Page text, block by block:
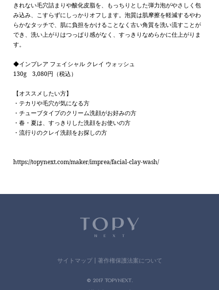
きれない毛穴詰まりや酸化皮脂を、もっちりとした弾力泡がやさしく包
み込み、こすらずにしっかりオフします。泡質は肌摩擦を軽減するやわ
らかなタッチで、肌に負担をかけることなく古い角質を洗い流すことが
でき、洗い上がりはつっぱり感がなく、すっきりなめらかに仕上がりま
す。
◆インプレア フェイシャル クレイ ウォッシュ
130g 3,080円（税込）
【オススメしたい方】
・ テカリや毛穴が気になる方
・チューブタイプのクリーム洗顔がお好みの方
・春・夏は、すっきりした洗顔をお使いの方
・流行りのクレイ洗顔をお探しの方
https://topynext.com/maker/imprea/facial-clay-wash/
サイトマップ 著作権保護法案について
© 2017 TOPYNEXT.